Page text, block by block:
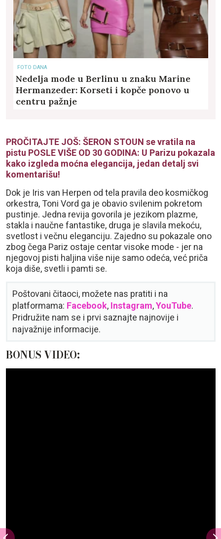
FOTO DANA
Nedelja mode u Berlinu u znaku Marine
Hermanzeder: Korseti i kopče ponovo u
centru pažnje
PROČITAJTE JOŠ: ŠERON STOUN se vratila na
pistu POSLE VIŠE OD 30 GODINA: U Parizu pokazala
kako izgleda moćna elegancija, jedan detalj svi
komentarišu!
Dok je Iris van Herpen od tela pravila deo kosmičkog
orkestra, Toni Vord ga je obavio svilenim pokretom
pustinje. Jedna revija govorila je jezikom plazme,
stakla i naučne fantastike, druga je slavila mekoću,
svetlost i večnu eleganciju. Zajedno su pokazale ono
zbog čega Pariz ostaje centar visoke mode - jer na
njegovoj pisti haljina više nije samo odeća, već priča
koja diše, svetli i pamti se.
Poštovani čitaoci, možete nas pratiti i na
platformama: Facebook, Instagram,YouTube.
Pridružite nam se i prvi saznajte najnovije i
najvažnije informacije.
BONUS VIDEO: